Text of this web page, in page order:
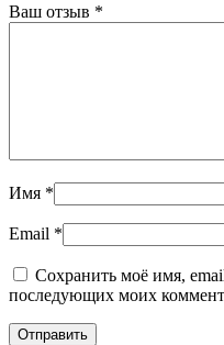
Ваш отзыв *
Имя *
Email *
Сохранить моё имя,
последующих моих